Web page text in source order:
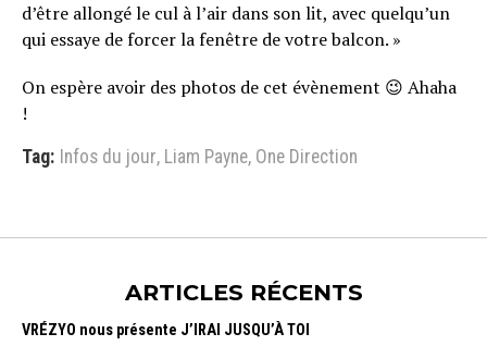
d’être allongé le cul à l’air dans son lit, avec quelqu’un
qui essaye de forcer la fenêtre de votre balcon. »
On espère avoir des photos de cet évènement 😉 Ahaha
!
Tag: Infos du jour, Liam Payne, One Direction
ARTICLES RÉCENTS
VRÉZYO nous présente J’IRAI JUSQU’À TOI